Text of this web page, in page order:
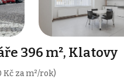
396 m², Klatovy
Kč za m²/rok)